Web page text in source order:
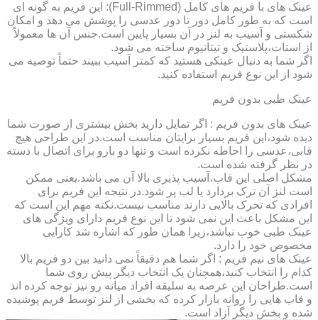
عینک های با فریم های کامل (Full-Rimmed): این فریم به گونه ای
است که به طور کامل دور تا دور عدسی را پوشش می دهد و امکان
شکستی و آسیب به لنز در آن بسیار پایین است.جنس آن ها معمولاً
از استات،پلاستیک و تیتانیوم ساخته می شود.
اگر شما به دنبال عینکی هستید که کمتر آسیب ببیند حتماً توصیه می
شود از این نوع فریم استفاده کنید.
عینک طبی بدون فریم
عینک های بدون فریم : اگر تمایل دارید بخش بیشتری از صورت شما
دیده شود،این فریم بسیار برایتان مناسب است.در این طراحی هیچ
قابی،عدسی را احاطه نکرده است و تنها دو بازو برای اتصال با دسته
در نظر گرفته شده است.
مشکل اصلی این قاب،آسیب پذیری بالا آن می باشد.یعنی ممکن
است لنز آن ترک بردارد یا لب پر شود.در نتیجه این فریم برای
افرادی که تحرک بالایی دارند مناسب نیست.نکته مهم این است که
این مشکل باعث این نمی شود تا این نوع فریم دارای ویژگی های
عینک طبی خوب نباشد،زیرا همان طور که اشاره شد کارایی
مخصوص خود را دارد.
عینک های نیم فریم : اگر شما هم دقیقاً نمی دانید بین دو فریم بالا
کدام را انتخاب کنید،همچنان یک انتخاب دیگر پیش روی شما
است.طراحان این عرصه به سلیقه افراد میانه رو نیز توجه کرده اند
و قاب هایی را روانه بازار کرده که بخشی از لنز توسط فریم پوشیده
شده و بخش دیگر آزاد است.